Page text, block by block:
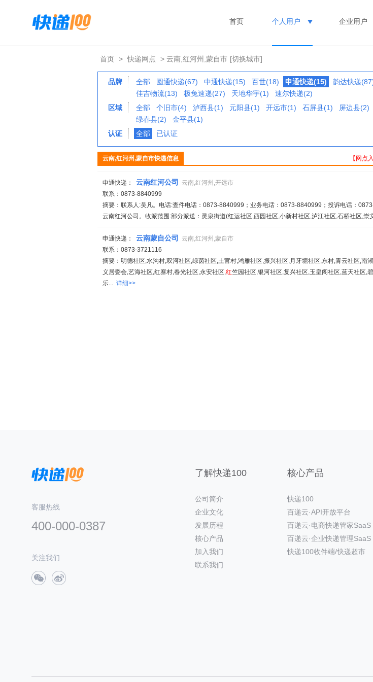
首页 个人用户 企业用户
首页 > 快递网点 > 云南,红河州,蒙自市 [切换城市]
品牌 全部 圆通快递(67) 中通快递(15) 百世(18) 申通快递(15) 韵达快递
佳吉物流(13)
极兔速递(27) 天地华宇(1)
速尔快递(2)
区域
全部 个旧市(4) 泸西县(1) 元阳县(1) 开远市(1) 石屏县(1) 屏边县(2)
绿春县(2)
金平县(1)
认证
全部 已认证
【网点
云南,红河州,蒙自市快递信息
申通快递： 云南红河公司
云南,红河州,开远市
联系：0873-8840999
摘要：联系人:吴凡。电话:查件电话：0873-8840999；业务电话：0873-8840999；投诉电话：
云南红河公司。收派范围:部分派送：灵泉街道(红运社区,西园社区,小新村社区,泸江社区,石桥社区,崇
申通快递： 云南蒙自公司
云南,红河州,蒙自市
联系：0873-3721116
摘要：明德社区,水沟村,双河社区,绿茵社区,土官村,鸿雁社区,振兴社区,月牙塘社区,东村,青云社区,南
义居委会,艺海社区,红寨村,春光社区,永安社区,红竺园社区,银河社区,复兴社区,玉皇阁社区,蓝天社区,
乐... 详细>>
客服热线
400-000-0387
关注我们
了解快递100
公司简介
企业文化
发展历程
核心产品
加入我们
联系我们
核心产品
快递100
百递云·API开放平台
百递云·电商快递管家SaaS
百递云·企业快递管理SaaS
快递100收件端/快递超市